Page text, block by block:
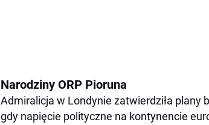
Narodziny ORP Pioruna
Admiralicja w Londynie zatwierdziła plany
gdy napięcie polityczne na kontynencie